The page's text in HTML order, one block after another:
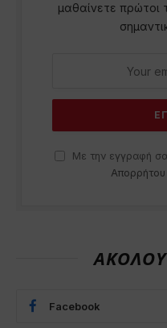
μαθαίνετε πρώτοι
Με την εγγραφή
Απορρήτου
Facebook